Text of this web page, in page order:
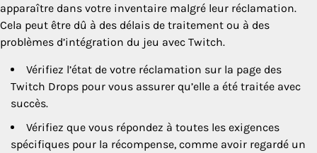
apparaître dans votre inventaire malgré leur réclamation.
Cela peut être dû à des délais de traitement ou à des
problèmes d’intégration du jeu avec Twitch.
Vérifiez l’état de votre réclamation sur la page des
Twitch Drops pour vous assurer qu’elle a été traitée avec
succès.
Vérifiez que vous répondez à toutes les exigences
spécifiques pour la récompense, comme avoir regardé un